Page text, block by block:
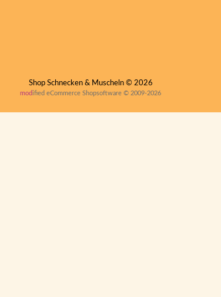
Shop Schnecken & Muscheln © 2026
modified eCommerce Shopsoftware © 2009-2026